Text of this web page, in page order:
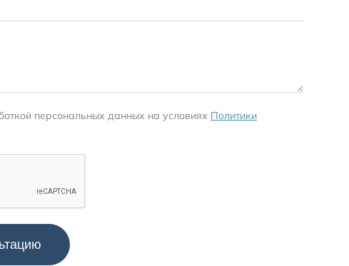
персональных данных на условиях Политики